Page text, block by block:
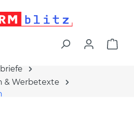
& Werbetexte